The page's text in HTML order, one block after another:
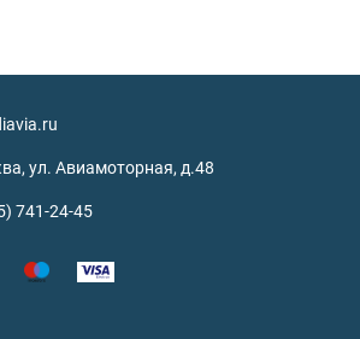
ул. Авиамоторная, д.48
741-24-45